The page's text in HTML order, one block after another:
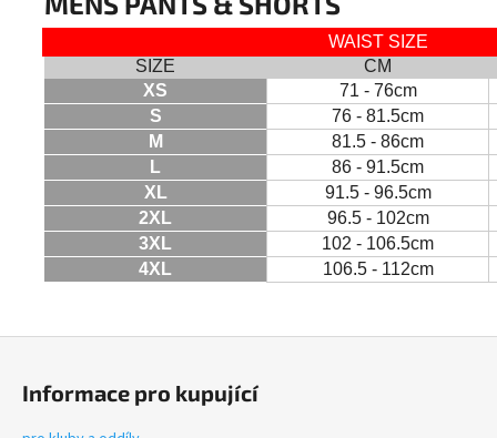
WAIST SIZE
SIZE
CM
XS
71 - 76cm
S
76 - 81.5cm
M
81.5 - 86cm
L
86 - 91.5cm
XL
91.5 - 96.5cm
2XL
96.5 - 102cm
3XL
102 - 106.5cm
4XL
106.5 - 112cm
Informace pro kupující